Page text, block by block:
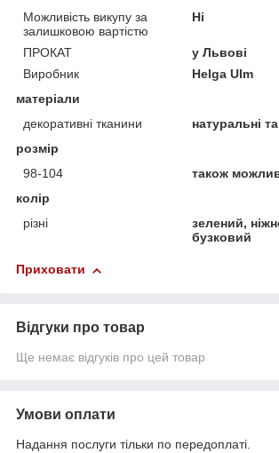
Можливість викупу за
залишковою вартістю
Ні
ПРОКАТ
у Львові
Виробник
Helga Ulm
матеріали
декоративні тканини
натуральні
розмір
98-104
також
колір
різні
зелений,
бузковий
Приховати
Відгуки про товар
Ще немає відгуків про цей товар
Умови оплати
Надання послуги тільки по передоплаті.